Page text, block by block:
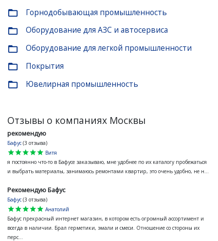
folder_open Горнодобывающая промышленность
folder_open Оборудование для АЗС и автосервиса
folder_open Оборудование для легкой промышленности
folder_open Покрытия
folder_open Ювелирная промышленность
Отзывы о компаниях Москвы
рекомендую
Бафус (3 отзыва)
star
star
star
star
star
Витя
я постоянно что-то в Бафусе заказываю, мне удобнее по их каталогу пробежаться
и выбрать материалы, занимаюсь ремонтами квартир, это очень удобно, не н...
Рекомендую Бафус
Бафус (3 отзыва)
star
star
star
star
star
Анатолий
Бафус прекрасный интернет магазин, в котором есть огромный ассортимент и
всегда в наличии. Брал герметики, эмали и смеси. Отношение со стороны их
перс...